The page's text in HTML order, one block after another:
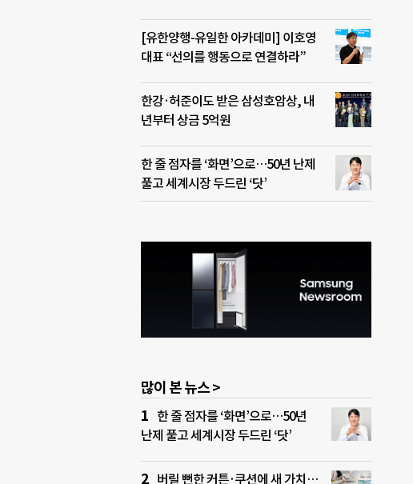
[유한양행-유일한 아카데미] 이호영
대표 “선의를 행동으로 연결하라”
한강·허준이도 받은 삼성호암상, 내
년부터 상금 5억원
한 줄 점자를 ‘화면’으로…50년 난제
풀고 세계시장 두드린 ‘닷’
많이 본 뉴스 >
한 줄 점자를 ‘화면’으로…50년
난제 풀고 세계시장 두드린 ‘닷’
버릴 뻔한 커튼·쿠션에 새 가치…